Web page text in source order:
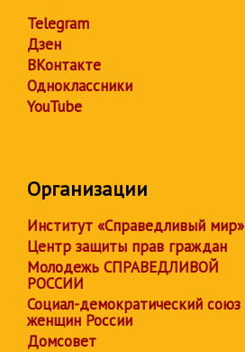
Telegram
Дзен
ВКонтакте
Одноклассники
YouTube
Организации
Институт «Справедливый мир»
Центр защиты прав граждан
Молодежь СПРАВЕДЛИВОЙ
РОССИИ
Социал-демократический союз
женщин России
Домсовет